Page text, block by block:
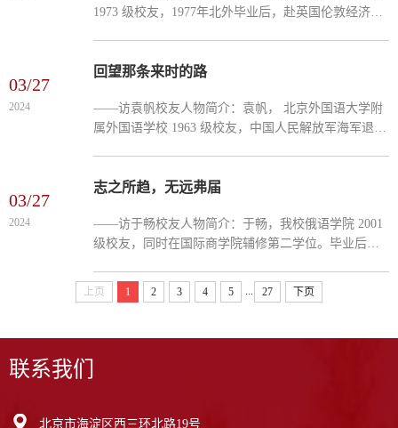
1973 级校友，1977年北外毕业后，赴英国伦敦经济学
富汗事务特...
03/27
2024
回望那条来时的路
——访袁帆校友人物简介：袁帆， 北京外国语大学附
属外国语学校 1963 级校友，中国人民解放军海军退役
主办《...
03/27
2024
志之所趋，无远弗届
——访于畅校友人物简介：于畅，我校俄语学院 2001
级校友，同时在国际商学院辅修第二学位。毕业后就
业务。后回到家乡浙江，创办杭州美力生彩印有限公
司，从事印...
上页 1 2 3 4 5 27 下页
联系我们
北京市海淀区西三环北路19号